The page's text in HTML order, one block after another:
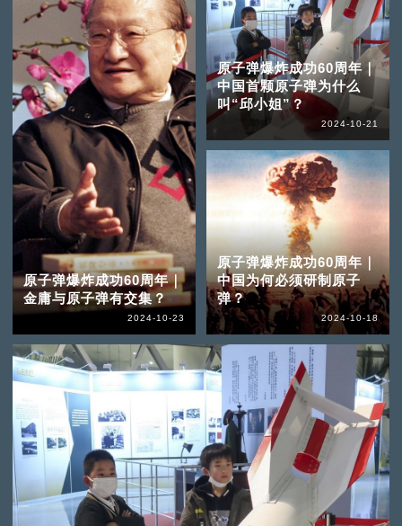
原子弹爆炸成功60周年｜
金庸与原子弹有交集？
2024-10-23
原子弹爆炸成功60周年｜
中国首颗原子弹为什么
叫“邱小姐”？
2024-10-21
原子弹爆炸成功60周年｜
中国为何必须研制原子
弹？
2024-10-18